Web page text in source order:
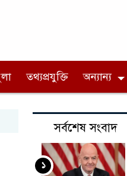
তথ্যপ্রযুক্তি অন্যান্য
সর্বশেষ সংবাদ
১